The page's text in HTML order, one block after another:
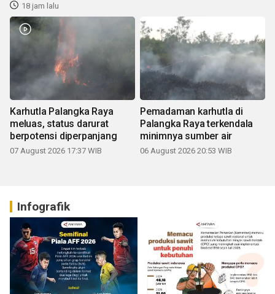
18 jam lalu
Karhutla Palangka Raya
meluas, status darurat
berpotensi diperpanjang
07 August 2026 17:37 WIB
Pemadaman karhutla di
Palangka Raya terkendala
minimnya sumber air
06 August 2026 20:53 WIB
Infografik